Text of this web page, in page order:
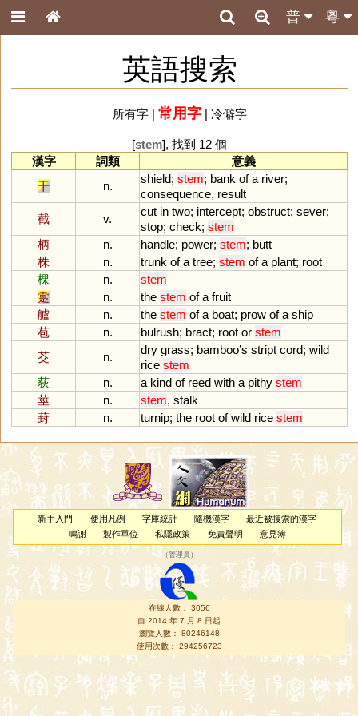
粵
普
英語搜索
所有字| 常用字| 冷僻字
[stem], 找到 12 個
漢字
詞類
意義
干
n.
shield; stem; bank of a river;
consequence, result
截
v.
cut in two; intercept; obstruct; sever;
stop; check; stem
柄
n. handle; power; stem; butt
株
n. trunk of a tree; stem of a plant; root
棵
n.
stem
疐
n. the stem of a fruit
艫
n. the stem of a boat; prow of a ship
苞
n. bulrush; bract; root or stem
茭
n.
dry grass; bamboo’s stript cord; wild
rice stem
荻
n. a kind of reed with a pithy stem
莖
n. stem, stalk
葑
n. turnip; the root of wild rice stem
新手入門 使用凡例 字庫統計 隨機漢字
最近被搜索的漢字
鳴謝
製作單位 私隱政策 免責聲明 意見簿
（管理員 ）
在線人數： 3056
自 2014 年 7 月 8 日起
瀏覽人數： 80246148
使用次數： 294256723